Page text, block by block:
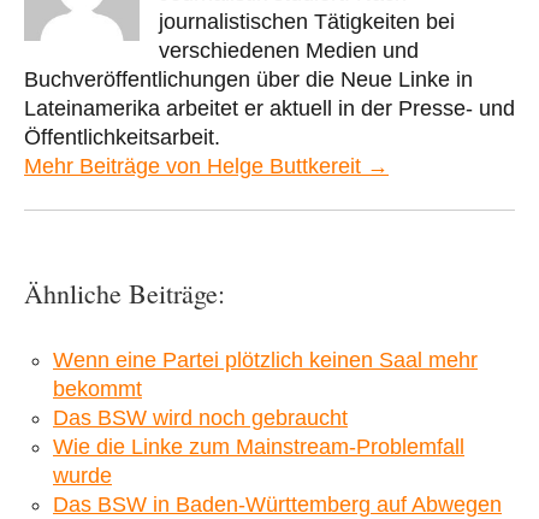
journalistischen Tätigkeiten bei
verschiedenen Medien und
Buchveröffentlichungen über die Neue Linke in
Lateinamerika arbeitet er aktuell in der Presse- und
Öffentlichkeitsarbeit.
Mehr Beiträge von Helge Buttkereit →
Ähnliche Beiträge:
Wenn eine Partei plötzlich keinen Saal mehr
bekommt
Das BSW wird noch gebraucht
Wie die Linke zum Mainstream-Problemfall
wurde
Das BSW in Baden-Württemberg auf Abwegen